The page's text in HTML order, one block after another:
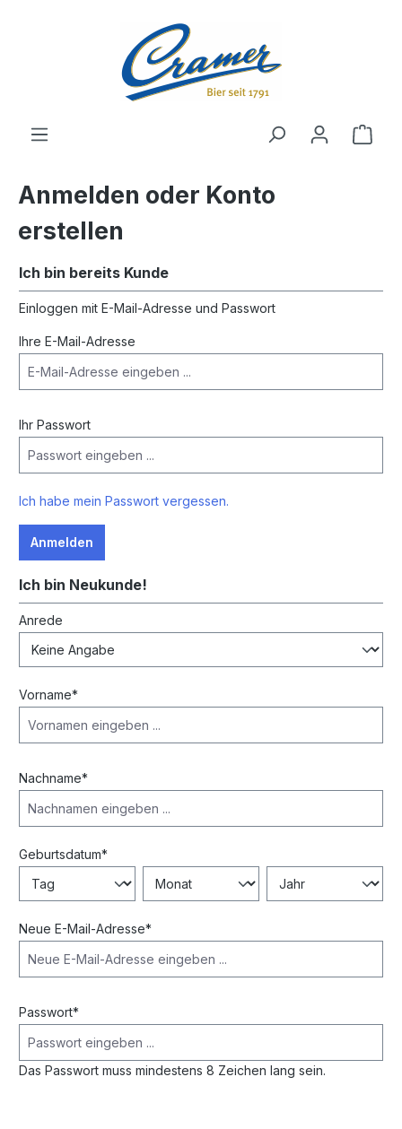
Anmelden oder Konto
erstellen
Ich bin bereits Kunde
Einloggen mit E-Mail-Adresse und Passwort
Ihre E-Mail-Adresse
Ihr Passwort
Ich habe mein Passwort vergessen.
Anmelden
Ich bin Neukunde!
Persönliche Informationen
Anrede
Vorname*
Nachname*
Geburtsdatum*
Neue E-Mail-Adresse*
Passwort*
Das Passwort muss mindestens 8 Zeichen lang sein.